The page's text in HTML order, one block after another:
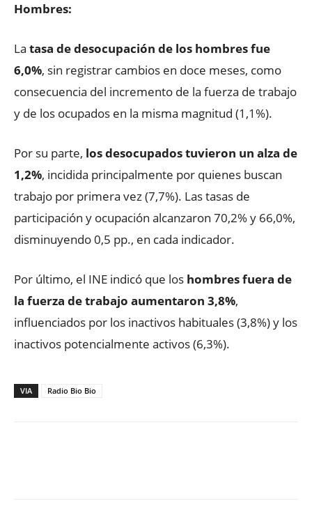
Hombres:
La tasa de desocupación de los hombres fue
6,0%, sin registrar cambios en doce meses, como
consecuencia del incremento de la fuerza de trabajo
y de los ocupados en la misma magnitud (1,1%).
Por su parte, los desocupados tuvieron un alza de
1,2%, incidida principalmente por quienes buscan
trabajo por primera vez (7,7%). Las tasas de
participación y ocupación alcanzaron 70,2% y 66,0%,
disminuyendo 0,5 pp., en cada indicador.
Por último, el INE indicó que los hombres fuera de
la fuerza de trabajo aumentaron 3,8%,
influenciados por los inactivos habituales (3,8%) y los
inactivos potencialmente activos (6,3%).
VIA Radio Bio Bio